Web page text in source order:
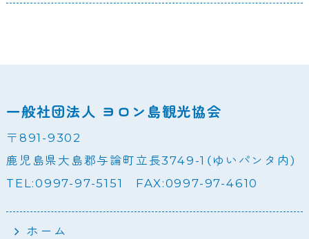
一般社団法人 ヨロン島観光協会
〒891-9302
鹿児島県大島郡与論町立長3749-1（ゆいパンタ内）
TEL:0997-97-5151 FAX:0997-97-4610
ホーム